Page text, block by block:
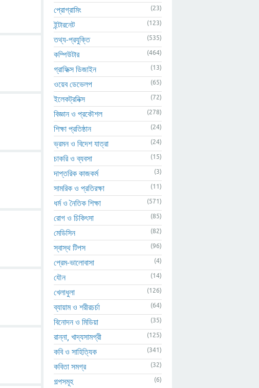
প্রোগ্রামিং (23)
ইন্টারনেট (123)
তথ্য-প্রযুক্তি (535)
কম্পিউটার (464)
গ্রাফিক্স ডিজাইন (13)
ওয়েব ডেভেলপ (65)
ইলেকট্রনিক্স (72)
বিজ্ঞান ও প্রকৌশল (278)
শিক্ষা প্রতিষ্ঠান (24)
ভ্রমন ও বিদেশ যাত্রা (24)
চাকরি ও ব্যবসা (15)
দাপ্তরিক কাজকর্ম (3)
সামরিক ও প্রতিরক্ষা (11)
ধর্ম ও নৈতিক শিক্ষা (571)
রোগ ও চিকিৎসা (85)
মেডিসিন (82)
স্বাস্থ টিপস (96)
প্রেম-ভালোবাসা (4)
যৌন (14)
খেলাধুলা (126)
ব্যায়াম ও শরীরচর্চা (64)
বিনোদন ও মিডিয়া (35)
রান্না, খাদ্যসামগ্রী (125)
কবি ও সাহিত্যিক (341)
কবিতা সমগ্র (32)
গল্পসমূহ (6)